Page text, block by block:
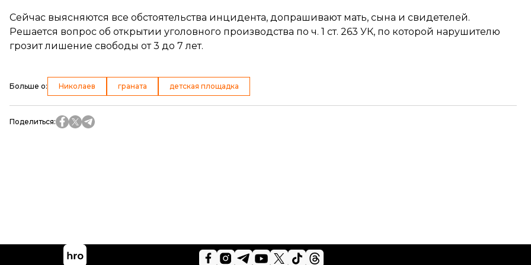
Сейчас выясняются все обстоятельства инцидента, допрашивают мать, сына и свидетелей.
Решается вопрос об открытии уголовного производства по ч. 1 ст. 263 УК, по которой нарушителю
грозит лишение свободы от 3 до 7 лет.
Больше о: Николаев граната детская площадка
Поделиться: